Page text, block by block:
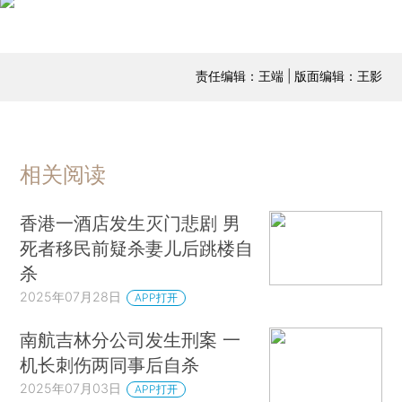
责任编辑：王端 | 版面编辑：王影
相关阅读
香港一酒店发生灭门悲剧 男
死者移民前疑杀妻儿后跳楼自
杀
2025年07月28日 APP打开
南航吉林分公司发生刑案 一
机长刺伤两同事后自杀
2025年07月03日 APP打开